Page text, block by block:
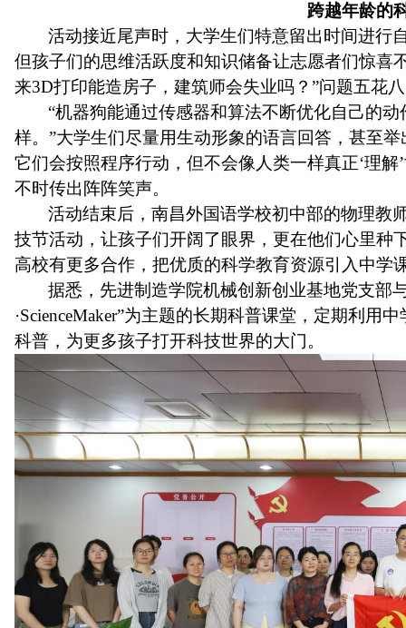
跨越年龄的
活动接近尾声时，大学生们特意留出时间进行
但孩子们的思维活跃度和知识储备让志愿者们惊喜
来3D打印能造房子，建筑师会失业吗？”问题五花
“机器狗能通过传感器和算法不断优化自己的动
样。”大学生们尽量用生动形象的语言回答，甚至
它们会按照程序行动，但不会像人类一样真正‘理
不时传出阵阵笑声。
活动结束后，南昌外国语学校初中部的物理教
技节活动， 让孩子们开阔了眼界，更在他们心里种
高校有更多合作，把优质的科学教育资源引入中学
据悉，先进制造学院机械创新创业基地党支部
·ScienceMaker”为主题的长期科普课堂，定期利用
科普，为更多孩子打开科技世界的大门。